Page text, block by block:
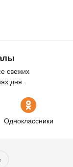
свежих
дня.
Одноклассники